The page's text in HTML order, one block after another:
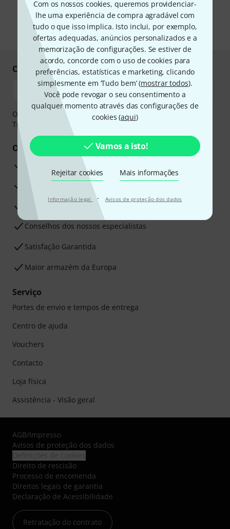
Com os nossos cookies, queremos providenciar-
lhe uma experiência de compra agradável com
tudo o que isso implica. Isto inclui, por exemplo,
ofertas adequadas, anúncios personalizados e a
memorização de configurações. Se estiver de
acordo, concorde com o uso de cookies para
preferências, estatísticas e marketing, clicando
simplesmente em ‘Tudo bem’ (mostrar todos).
Você pode revogar o seu consentimento a
qualquer momento através das configurações de
cookies (aqui)
Vamos a isto!
Rejeitar cookies Mais informações
Informação legal · Avisos de proteção dos dados
encontrar mais informações sobre a newsletter na nossadiretriz de
proteção de dados.
* Requeridos
Compre e pague em segurança
O pagamento pode ser feito de forma segura através de
Transferência bancária, PayPal ou Cartão de crédito.
Os seus benefícios
Garantia Thomann de 3 anos
30 dias de garantia de dinheiro de volta
Assistência de Reparação
Conselhos dos nossos especialistas
Satisfação Garantida
Maior armazém da Europa
Serviço
Portes de envio e tempos de entrega
Centro de ajuda
Vouchers
Contacto
Loja física
Assistência - Visão geral
AGB/Impresso
Avisos de proteção dos dados
Direito de rescisão
Processo de encomenda
Direitos legais de garantia
Declaração de Acessibilidade
Retratação do contrato